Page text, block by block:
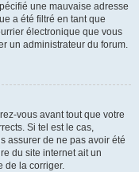
une mauvaise adresse
a été filtré en tant que
électronique que vous
un administrateur du forum.
vous avant tout que votre
Si tel est le cas,
assurer de ne pas avoir été
du site internet ait un
de la corriger.